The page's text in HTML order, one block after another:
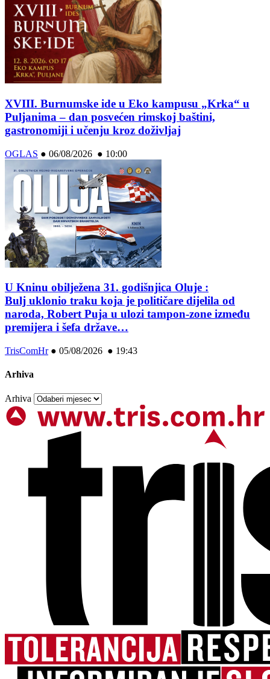
XVIII. Burnumske ide u Eko kampusu „Krka“ u
Puljanima – dan posvećen rimskoj baštini,
gastronomiji i učenju kroz doživljaj
OGLAS ● 06/08/2026 ● 10:00
U Kninu obilježena 31. godišnjica Oluje :
Bulj uklonio traku koja je političare dijelila od
naroda, Robert Puja u ulozi tampon-zone između
premijera i šefa države…
TrisComHr● 05/08/2026 ● 19:43
Arhiva
Arhiva